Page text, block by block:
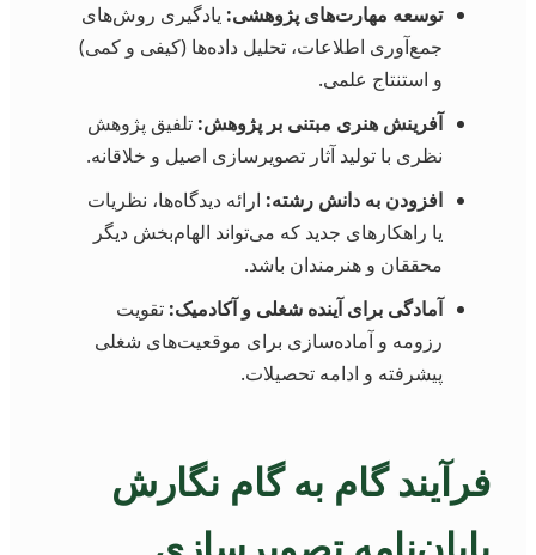
توسعه مهارت‌های پژوهشی: یادگیری روش‌های
جمع‌آوری اطلاعات، تحلیل داده‌ها (کیفی و کمی)
و استنتاج علمی.
آفرینش هنری مبتنی بر پژوهش: تلفیق پژوهش
نظری با تولید آثار تصویرسازی اصیل و خلاقانه.
افزودن به دانش رشته: ارائه دیدگاه‌ها، نظریات
یا راهکارهای جدید که می‌تواند الهام‌بخش دیگر
محققان و هنرمندان باشد.
آمادگی برای آینده شغلی و آکادمیک: تقویت
رزومه و آماده‌سازی برای موقعیت‌های شغلی
پیشرفته و ادامه تحصیلات.
فرآیند گام به گام نگارش